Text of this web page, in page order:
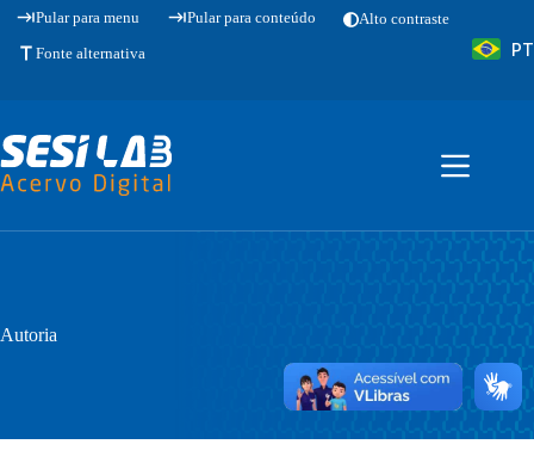
PularPular para menu Pular para conteúdo
Alto contraste
Fonte alternativa
PT
Autoria